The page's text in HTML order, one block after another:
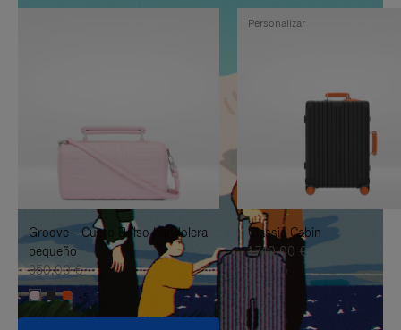
VÍDEO
PULSE
PAUSARLO.
SONIDO
DESACTIVADO:
PULSE
PARA
ACTIVARLO.
Groove - Cuero Bolso bandolera
pequeño
950,00 €
+5
Classic Cabin
1.740,00 €
Personalizar